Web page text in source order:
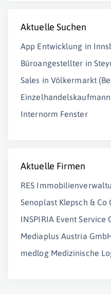
Aktuelle Suchen
App Entwicklung in
Büroangestellter in
Sales in Völkermarkt
Internorm Fenster
Aktuelle Firmen
RES
Senoplast Klepsch & Co
INSPIRIA Event Service
Mediaplus Austria
medlog Medizinische